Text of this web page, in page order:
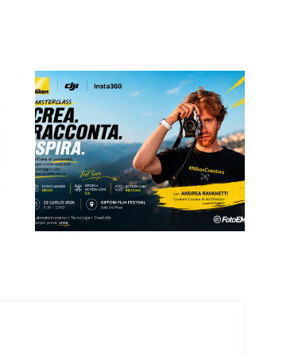
Canon, ABANA e
Foto Ema al Giffoni
film Festival: il
percorso di
“Jeans”.